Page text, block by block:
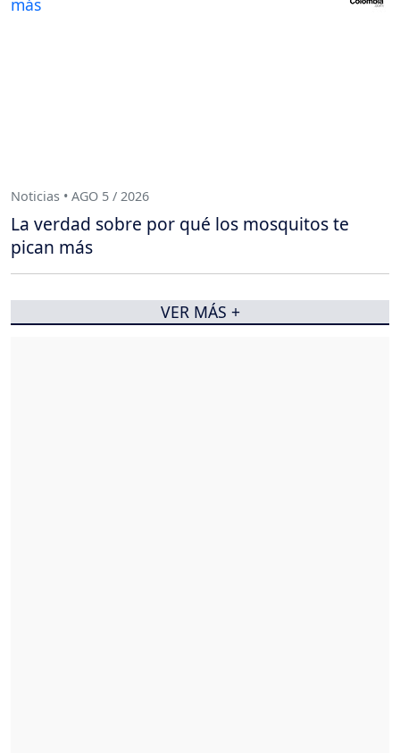
Noticias • AGO 5 / 2026
La verdad sobre por qué los mosquitos te
pican más
VER MÁS +